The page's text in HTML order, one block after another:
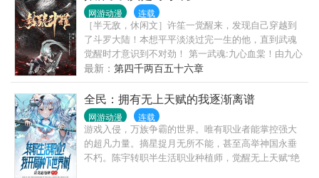
网游动漫 连载
［半无敌，休闲文］许笙一觉醒来，发现自己穿越到
了斗罗大陆！本想平平淡淡过完一生的他，直到武魂
觉醒时才意识到不对劲！ 第一武魂:九心血棠！由九心
海棠变异而成，以血为祭，以魂润棠，彻底打破辅助
系的神话！ 第二武魂：冰蔷薇之剑！攻击力碾压昊天
锤，成就大陆最强器武魂！ 在素云涛震惊的目光下，
许笙无奈的望着自己身上九个猩红的魂环，“那啥，其
实我只是想平平淡淡过一生，不过你瞧我身上这九个
红圈圈好看么？”
最新： 第四千两百五十六章
全民：拥有无上天赋的我逐渐离谱
网游动漫 连载
游戏入侵，万族争霸的世界。唯有职业者能掌控强大
的超凡力量。摘星捉月无所不能，甚至高举神国永垂
不朽。陈宇转职半生活职业种植师，觉醒无上天赋“绝